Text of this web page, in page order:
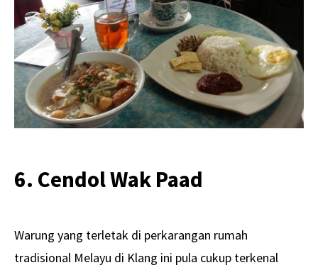
6. Cendol Wak Paad
Warung yang terletak di perkarangan rumah
tradisional Melayu di Klang ini pula cukup terkenal